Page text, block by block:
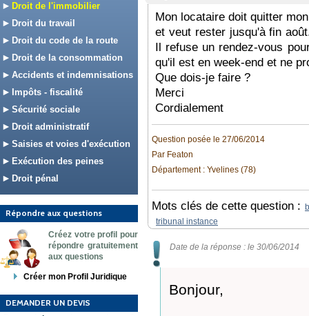
Droit de l'immobilier
Droit du travail
Droit du code de la route
Droit de la consommation
Accidents et indemnisations
Impôts - fiscalité
Sécurité sociale
Droit administratif
Saisies et voies d'exécution
Exécution des peines
Droit pénal
Répondre aux questions
Créez votre profil pour
répondre gratuitement
aux questions
Créer mon Profil Juridique
DEMANDER UN DEVIS
Mon locataire doit quitter
et veut rester jusqu'à fin
Il refuse un rendez-vous
qu'il est en week-end et ne
Que dois-je faire ?
Merci
Cordialement
Question posée le 27/06/2014
Par Featon
Département : Yvelines (78)
Mots clés de cette question :
tribunal instance
Date de la réponse : le 30/06/2014
Bonjour,